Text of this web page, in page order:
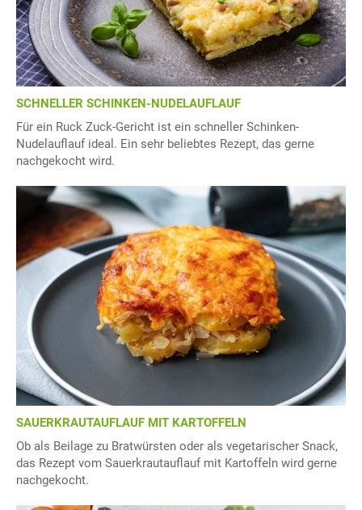
SCHNELLER SCHINKEN-NUDELAUFLAUF
Für ein Ruck Zuck-Gericht ist ein schneller Schinken-
Nudelauflauf ideal. Ein sehr beliebtes Rezept, das gerne
nachgekocht wird.
SAUERKRAUTAUFLAUF MIT KARTOFFELN
Ob als Beilage zu Bratwürsten oder als vegetarischer Snack,
das Rezept vom Sauerkrautauflauf mit Kartoffeln wird gerne
nachgekocht.